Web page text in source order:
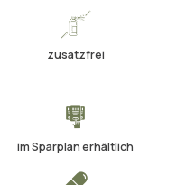
zusatzfrei
im Sparplan erhältlich